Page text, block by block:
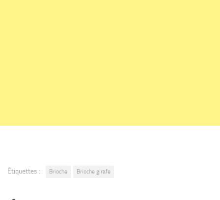
Étiquettes : Brioche Brioche girafe